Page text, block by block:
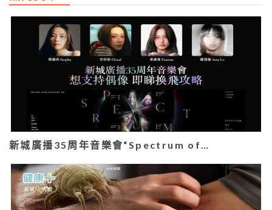
新城廣播35周年音樂會“Spectrum of…